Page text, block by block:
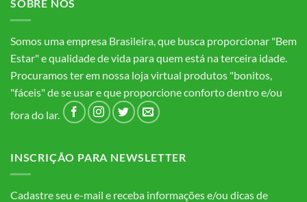
SOBRE NÓS
Somos uma empresa Brasileira, que busca proporcionar "Bem
Estar" e qualidade de vida para quem está na terceira idade.
Procuramos ter em nossa loja virtual produtos "bonitos,
"fáceis" de se usar e que proporcione conforto dentro e/ou
fora do lar.
INSCRIÇÃO PARA NEWSLETTER
Cadastre seu e-mail e receba informações e/ou dicas de